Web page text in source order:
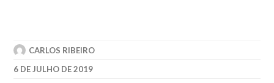
CARLOS RIBEIRO
6 DE JULHO DE 2019